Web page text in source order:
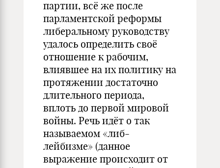
партии, всё же после
парламентской реформы
либеральному руководству
удалось определить своё
отношение к рабочим,
влиявшее на их политику на
протяжении достаточно
длительного периода,
вплоть до первой мировой
войны. Речь идёт о так
называемом «либ-
лейбизме» (данное
выражение происходит от